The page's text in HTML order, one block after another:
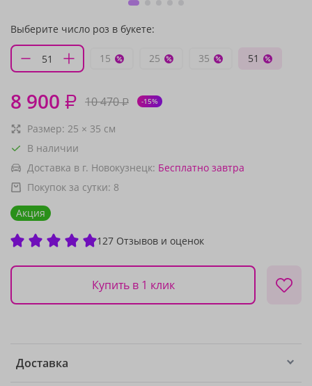
Выберите число роз в букете:
15 25 35 51
8 900 ₽ 10 470₽ -15%
Размер: 25 × 35 см
В наличии
Доставка в г. Новокузнецк: Бесплатно завтра
Покупок за сутки: 8
Акция
127 Отзывов и оценок
Купить в 1 клик
Доставка